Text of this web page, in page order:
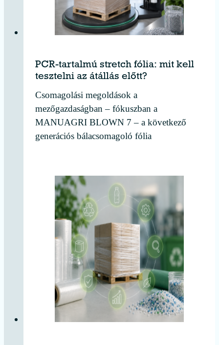
PCR-tartalmú stretch fólia: mit kell
tesztelni az átállás előtt?
Csomagolási megoldások a
mezőgazdaságban – fókuszban a
MANUAGRI BLOWN 7 – a következő
generációs bálacsomagoló fólia